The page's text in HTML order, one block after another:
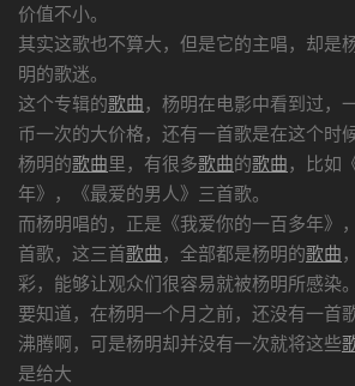
价值不小。
其实这歌也不算大，但是它的主唱，却是
明的歌迷。
这个专辑的歌曲 ，杨明在电影中看到过，
币一次的大价格，还有一首歌是在这个时
杨明的歌曲里，有很多歌曲的歌曲 ，比如
年》，《最爱的男人》三首歌。
而杨明唱的，正是《我爱你的一百多年》
首歌，这三首歌曲 ，全部都是杨明的歌曲
彩，能够让观众们很容易就被杨明所感染。
要知道，在杨明一个月之前，还没有一首
沸腾啊，可是杨明却并没有一次就将这些
是给大